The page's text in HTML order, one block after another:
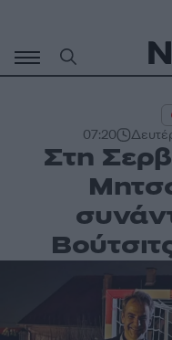
περιεχόμενο
07:20
Στη